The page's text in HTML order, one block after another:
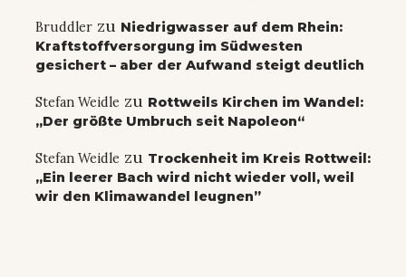
Bruddler zu Niedrigwasser auf dem Rhein:
Kraftstoffversorgung im Südwesten
gesichert – aber der Aufwand steigt deutlich
Stefan Weidle zu Rottweils Kirchen im Wandel:
„Der größte Umbruch seit Napoleon“
Stefan Weidle zu Trockenheit im Kreis Rottweil:
„Ein leerer Bach wird nicht wieder voll, weil
wir den Klimawandel leugnen”